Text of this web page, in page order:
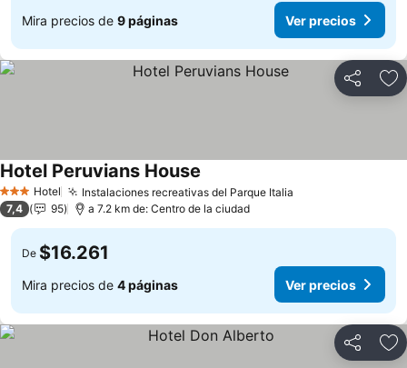
Mira precios de 9 páginas Ver precios
Compartir
3 Estrellas
Hotel Instalaciones recreativas del Parque Italia
Hotel Peruvians House
7,4 95 a 7.2 km de: Centro de la ciudad
De $16.261
Mira precios de 4 páginas Ver precios
Compartir